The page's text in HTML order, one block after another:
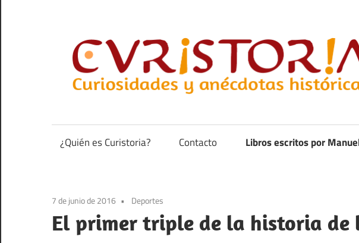
contenido
anécdotas
de
¿Quién es Curistoria? Contacto Libros escritos por
7 de junio de 2016 Deportes
El primer triple de la historia de